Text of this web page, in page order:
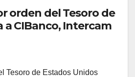
orden del Tesoro de
a CIBanco, Intercam
Tesoro de Estados Unidos